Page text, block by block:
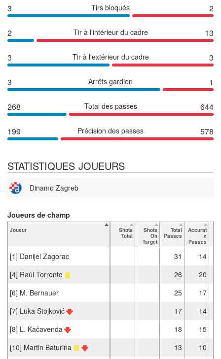
3 Tirs bloqués 2
2 Tir à l'intérieur du cadre 13
3 Tir à l'extérieur du cadre 3
3 Arrêts gardien 1
268 Total des passes 644
199 Précision des passes 578
STATISTIQUES JOUEURS
Dinamo Zagreb
Joueur
Shots
Total
Shots
On
Target
Total
Passes
Accurat
e
Passes
[1] Danijel Zagorac 31
14
[4] Raúl Torrente
26
20
[6] M. Bernauer
25
17
[7] Luka Stojković
17
14
[8] L. Kačavenda
18
15
[10] Martin Baturina
13
10
Joueurs de champ